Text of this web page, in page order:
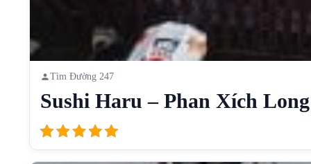
Tìm Đường 247
Sushi Haru – Phan Xích